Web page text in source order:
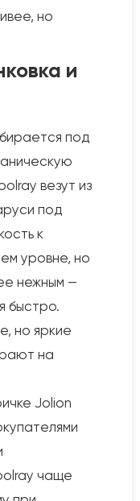
но
и
под
везут из
под
к
уровне, но
нежным —
быстро.
но яркие
на
Jolion
чаще